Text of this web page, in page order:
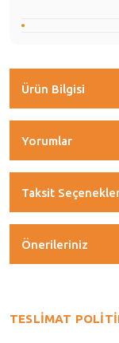
Ürün Bilgisi
Yorumlar
Taksit
Önerileriniz
TESLİMAT